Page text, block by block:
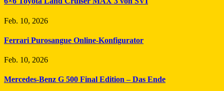
Feb. 10, 2026
Ferrari Purosangue Online-Konfigurator
Feb. 10, 2026
Mercedes-Benz G 500 Final Edition – Das Ende